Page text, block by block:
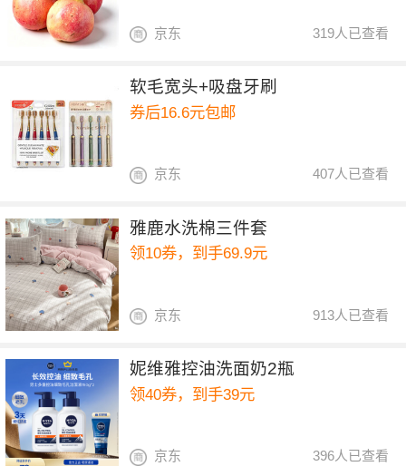
319人已查看
京东
软毛宽头+吸盘牙刷
券后16.6元包邮
407人已查看
京东
雅鹿水洗棉三件套
领10券，到手69.9元
913人已查看
京东
妮维雅控油洗面奶2瓶
领40券，到手39元
396人已查看
京东